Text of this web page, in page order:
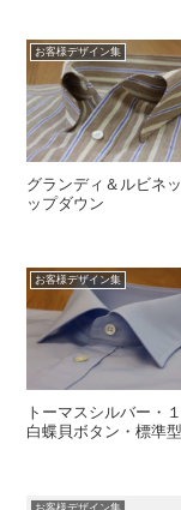
お客様デザイン集
グランディ＆ルビネ
ップダウン
お客様デザイン集
トーマスシルバー
白蝶貝ボタン・標準型
お客様デザイン集